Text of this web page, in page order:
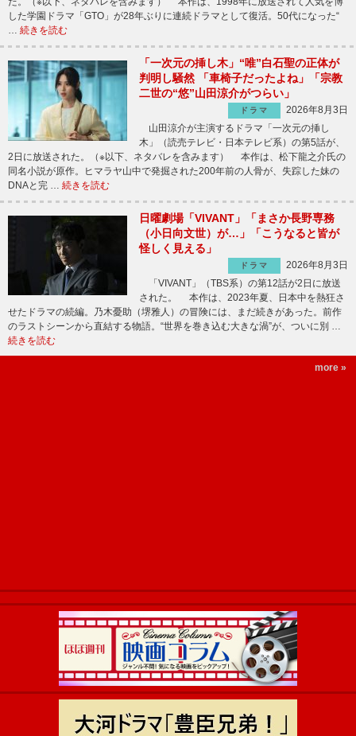
した学園ドラマ「GTO」が28年ぶりに連続ドラマとして復活。50代になった“
… 続きを読む
「一次元の挿し木」“唯”白石聖の正体が
判明し騒然 「車椅子だったよね」「宗教
二世の“悠”山田涼介がつらい」
ドラマ
2026年8月3日
山田涼介が主演するドラマ「一次元の挿し
木」（読売テレビ・日本テレビ系）の第5話が、
2日に放送された。（※以下、ネタバレを含みます） 本作は、松下龍之介氏の
同名小説が原作。ヒマラヤ山中で発掘された200年前の人骨が、失踪した妹の
DNAと完 … 続きを読む
日曜劇場「VIVANT」「まさか長野専務
（小日向文世）が…」「こうなると皆が
怪しく見える」
ドラマ
2026年8月3日
「VIVANT」（TBS系）の第12話が2日に放送
された。 本作は、2023年夏、日本中を熱狂さ
せたドラマの続編。乃木憂助（堺雅人）の冒険には、まだ続きがあった。前作
のラストシーンから直結する物語。“世界を巻き込む大きな渦”が、ついに別 …
続きを読む
more »